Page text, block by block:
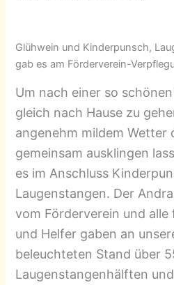
Glühwein und Kinderpunsch,
gab es am Förderverein-
Um nach einer so
gleich nach Hause zu
angenehm mildem Wetter
gemeinsam ausklingen
es im Anschluss
Laugenstangen. Der
vom Förderverein und alle
und Helfer gaben an
beleuchteten Stand über
Laugenstangenhälften